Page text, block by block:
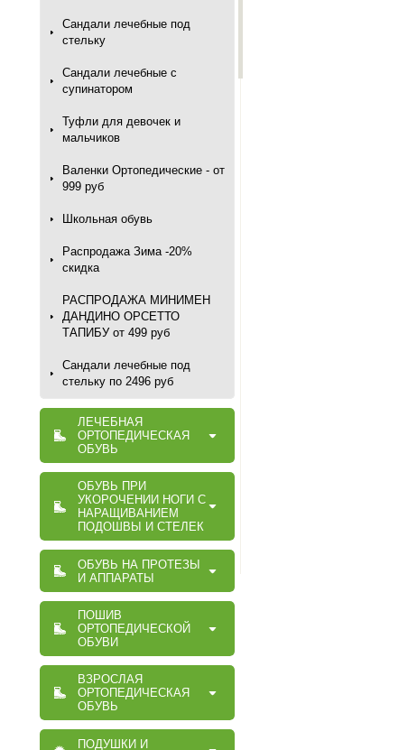
Сандали лечебные под
стельку
Сандали лечебные с
супинатором
Туфли для девочек и
мальчиков
Валенки Ортопедические - от
999 руб
Школьная обувь
Распродажа Зима -20%
скидка
РАСПРОДАЖА МИНИМЕН
ДАНДИНО ОРСЕТТО
ТАПИБУ от 499 руб
Сандали лечебные под
стельку по 2496 руб
ЛЕЧЕБНАЯ
ОРТОПЕДИЧЕСКАЯ
ОБУВЬ
ОБУВЬ ПРИ
УКОРОЧЕНИИ НОГИ С
НАРАЩИВАНИЕМ
ПОДОШВЫ И СТЕЛЕК
ОБУВЬ НА ПРОТЕЗЫ
И АППАРАТЫ
ПОШИВ
ОРТОПЕДИЧЕСКОЙ
ОБУВИ
ВЗРОСЛАЯ
ОРТОПЕДИЧЕСКАЯ
ОБУВЬ
ПОДУШКИ И